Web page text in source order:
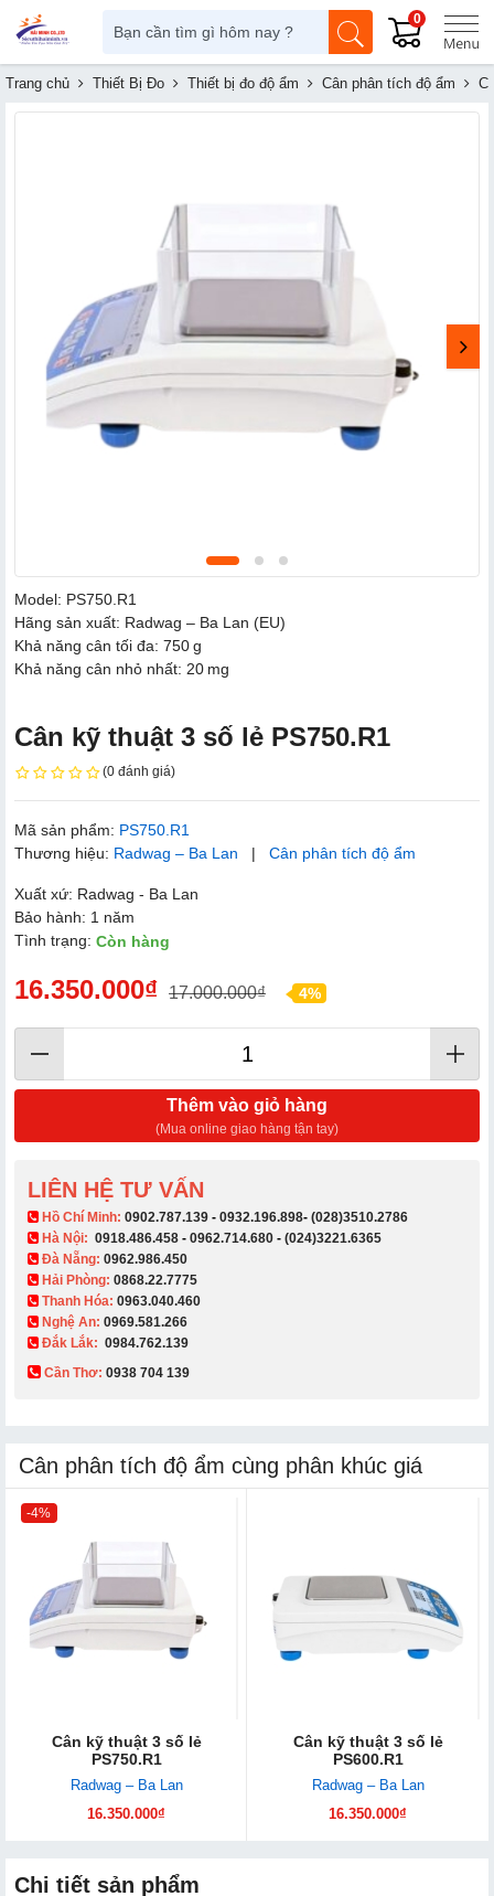
0
Trang chủ Thiết Bị Đo Thiết bị đo độ ẩm Cân phân tích độ ẩm
Model: PS750.R1
Hãng sản xuất: Radwag – Ba Lan (EU)
Khả năng cân tối đa: 750 g
Khả năng cân nhỏ nhất: 20 mg
Cân kỹ thuật 3 số lẻ PS750.R1
(0 đánh giá)
Mã sản phẩm: PS750.R1
Thương hiệu: Radwag – Ba Lan | Cân phân tích độ ẩm
Xuất xứ: Radwag - Ba Lan
Bảo hành: 1 năm
Tình trạng: Còn hàng
16.350.000₫ 17.000.000₫ 4%
Thêm vào giỏ hàng
(Mua online giao hàng tận tay)
LIÊN HỆ TƯ VẤN
​ Hồ Chí Minh: 0902.787.139 - 0932.196.898- (028)3510.2786
Hà Nội: 0918.486.458 - 0962.714.680 - (024)3221.6365
Đà Nẵng: 0962.986.450
Hải Phòng: 0868.22.7775
Thanh Hóa: 0963.040.460
Nghệ An: 0969.581.266
Đắk Lắk: 0984.762.139
Cần Thơ: 0938 704 139​
Cân phân tích độ ẩm cùng phân khúc giá
-4%
Cân kỹ thuật 3 số lẻ
PS750.R1
Radwag – Ba Lan
16.350.000₫
Cân kỹ thuật 3 số lẻ
PS600.R1
Radwag – Ba Lan
16.350.000₫
Chi tiết sản phẩm